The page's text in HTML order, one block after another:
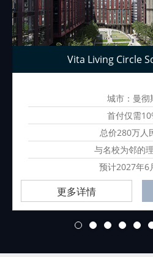
Vita Living Circle
城市：曼彻
首付仅需
总价280万人
与名校为邻的
预计2027年6
更多详情
3 4 5 6 7 8